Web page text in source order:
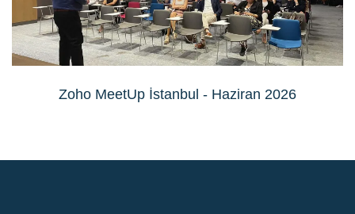
Zoho MeetUp İstanbul - Haziran 2026